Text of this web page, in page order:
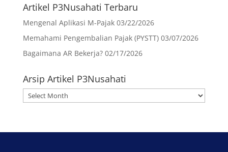
Artikel P3Nusahati Terbaru
Mengenal Aplikasi M-Pajak 03/22/2026
Memahami Pengembalian Pajak (PYSTT) 03/07/2026
Bagaimana AR Bekerja? 02/17/2026
Arsip Artikel P3Nusahati
Arsip
Artikel